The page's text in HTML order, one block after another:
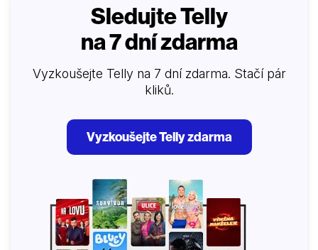
Sledujte Telly
na 7 dní zdarma
Vyzkoušejte Telly na 7 dní zdarma. Stačí pár
kliků.
Vyzkoušejte Telly zdarma